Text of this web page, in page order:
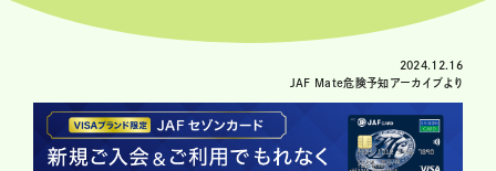
2024.12.16
JAF Mate危険予知アーカイブより